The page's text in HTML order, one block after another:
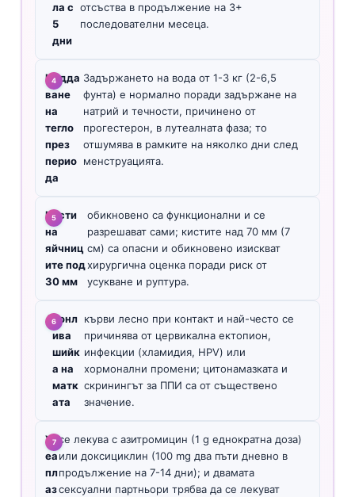
ла с
5
дни
отсъства в продължение на 3+
последователни месеца.
Надда
ване
на
тегло
през
перио
да
Задържането на вода от 1-3 кг (2-6,5
фунта) е нормално поради задържане на
натрий и течности, причинено от
прогестерон, в лутеалната фаза; то
отшумява в рамките на няколко дни след
менструацията.
Кисти
на
яйчниц
ите под
30 мм
обикновено са функционални и се
разрешават сами; кистите над 70 мм (7
см) са опасни и обикновено изискват
хирургична оценка поради риск от
усукване и руптура.
Aронл
ива
шийк
а на
матк
ата
кърви лесно при контакт и най-често се
причинява от цервикална ектопион,
инфекции (хламидия, HPV) или
хормонални промени; цитонамазката и
скринингът за ППИ са от съществено
значение.
Ур
еа
пл
аз
се лекува с азитромицин (1 g еднократна доза)
или доксициклин (100 mg два пъти дневно в
продължение на 7-14 дни); и двамата
сексуални партньори трябва да се лекуват